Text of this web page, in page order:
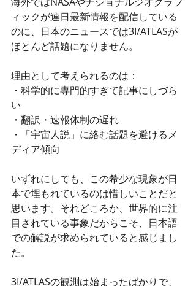
ィックが連日最新情報を配信している
のに、日本のニュースでは3I/ATLASが
ほとんど話題になりません。
理由として考えられるのは：
・科学的に専門的すぎて記事にしづら
い
・翻訳・速報体制の遅れ
・「宇宙人説」に絡む話題を避けるメ
ディア傾向
いずれにしても、この希少な現象が日
本で埋もれているのは惜しいことだと
思います。それどころか、世界的に注
目されている事象だからこそ、日本語
での解説が求められていると感じまし
た。
3I/ATLASの観測は始まったばかりで、